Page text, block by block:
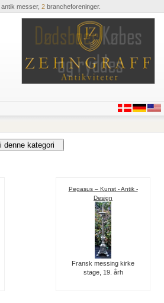
antik messer, 2 brancheforeninger.
Pegasus – Kunst - Antik -
Design
Fransk messing kirke
stage, 19. årh